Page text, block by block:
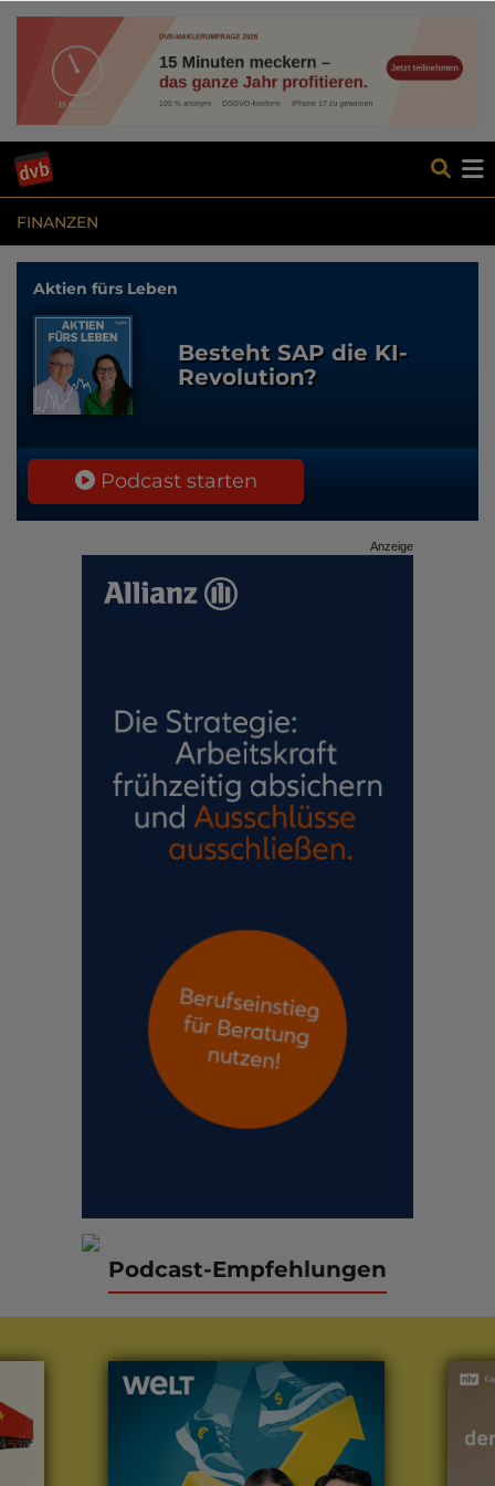
FINANZEN
Aktien fürs Leben
Besteht SAP die KI-
Revolution?
Podcast starten
Anzeige
Podcast-Empfehlungen